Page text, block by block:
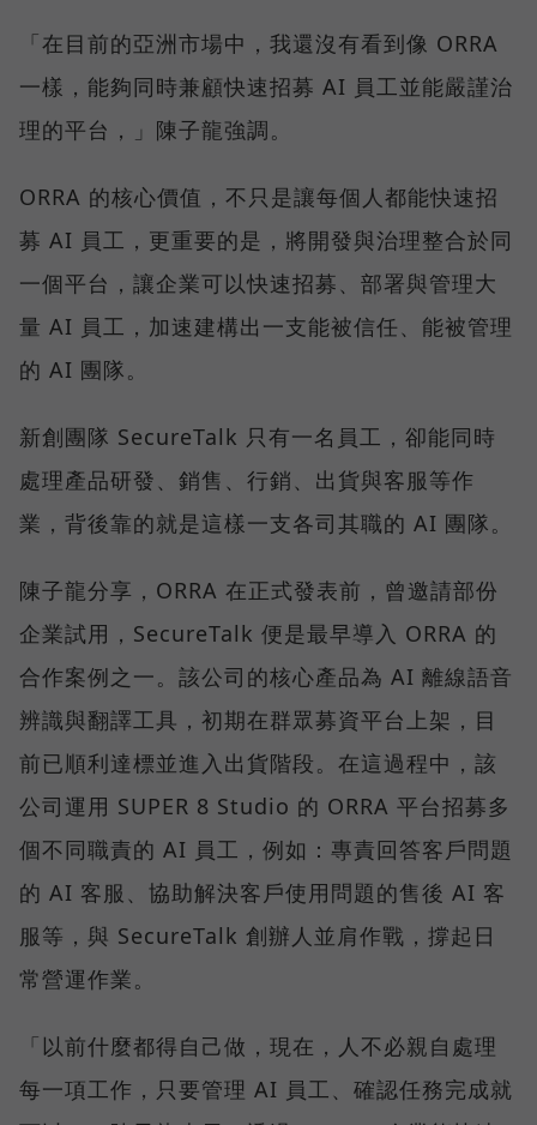
「在目前的亞洲市場中，我還沒有看到像 ORRA
一樣，能夠同時兼顧快速招募 AI 員工並能嚴謹治
理的平台，」陳子龍強調。
ORRA 的核心價值，不只是讓每個人都能快速招
募 AI 員工，更重要的是，將開發與治理整合於同
一個平台，讓企業可以快速招募、部署與管理大
量 AI 員工，加速建構出一支能被信任、能被管理
的 AI 團隊。
新創團隊 SecureTalk 只有一名員工，卻能同時
處理產品研發、銷售、行銷、出貨與客服等作
業，背後靠的就是這樣一支各司其職的 AI 團隊。
陳子龍分享，ORRA 在正式發表前，曾邀請部份
企業試用，SecureTalk 便是最早導入 ORRA 的
合作案例之一。該公司的核心產品為 AI 離線語音
辨識與翻譯工具，初期在群眾募資平台上架，目
前已順利達標並進入出貨階段。在這過程中，該
公司運用 SUPER 8 Studio 的 ORRA 平台招募多
個不同職責的 AI 員工，例如：專責回答客戶問題
的 AI 客服、協助解決客戶使用問題的售後 AI 客
服等，與 SecureTalk 創辦人並肩作戰，撐起日
常營運作業。
「以前什麼都得自己做，現在，人不必親自處理
每一項工作，只要管理 AI 員工、確認任務完成就